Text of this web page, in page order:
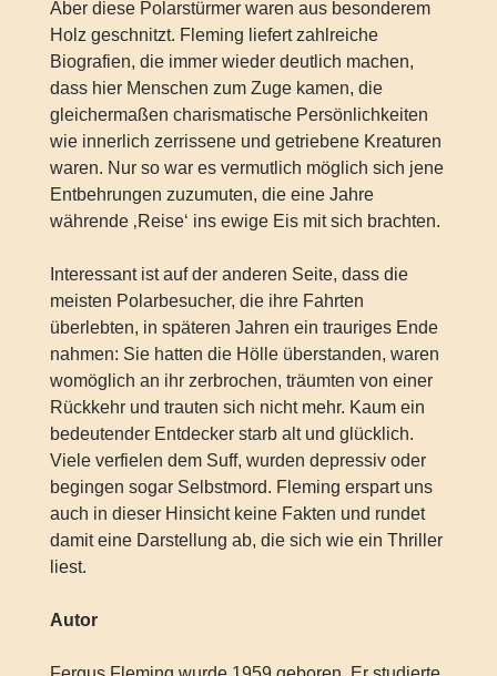
Aber diese Polarstürmer waren aus besonderem
Holz geschnitzt. Fleming liefert zahlreiche
Biografien, die immer wieder deutlich machen,
dass hier Menschen zum Zuge kamen, die
gleichermaßen charismatische Persönlichkeiten
wie innerlich zerrissene und getriebene Kreaturen
waren. Nur so war es vermutlich möglich sich jene
Entbehrungen zuzumuten, die eine Jahre
währende ‚Reise‘ ins ewige Eis mit sich brachten.
Interessant ist auf der anderen Seite, dass die
meisten Polarbesucher, die ihre Fahrten
überlebten, in späteren Jahren ein trauriges Ende
nahmen: Sie hatten die Hölle überstanden, waren
womöglich an ihr zerbrochen, träumten von einer
Rückkehr und trauten sich nicht mehr. Kaum ein
bedeutender Entdecker starb alt und glücklich.
Viele verfielen dem Suff, wurden depressiv oder
begingen sogar Selbstmord. Fleming erspart uns
auch in dieser Hinsicht keine Fakten und rundet
damit eine Darstellung ab, die sich wie ein Thriller
liest.
Autor